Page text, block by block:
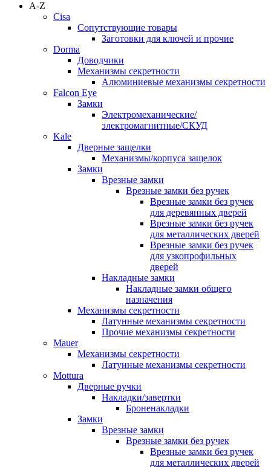
A-Z
Cisa
Сопутствующие товары
Заготовки для ключей и прочие
Dorma
Доводчики
Механизмы секретности
Алюминиевые механизмы секретности
Falcon Eye
Замки
Электромеханические/
электромагнитные/СКУД
Kale
Дверные защелки
Механизмы/корпуса защелок
Замки
Врезные замки
Врезные замки без ручек
Врезные замки без ручек
для деревянных дверей
Врезные замки без ручек
для металлических дверей
Врезные замки без ручек
для узкопрофильных
дверей
Накладные замки
Накладные замки общего
назначения
Механизмы секретности
Латунные механизмы секретности
Прочие механизмы секретности
Mauer
Механизмы секретности
Латунные механизмы секретности
Mottura
Дверные ручки
Накладки/завертки
Броненакладки
Замки
Врезные замки
Врезные замки без ручек
Врезные замки без ручек
для металлических дверей